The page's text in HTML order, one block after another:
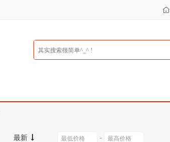
最新 -